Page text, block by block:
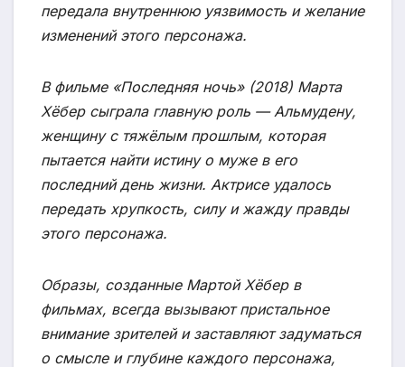
передала внутреннюю уязвимость и желание
изменений этого персонажа.
В фильме «Последняя ночь» (2018) Марта
Хёбер сыграла главную роль — Альмудену,
женщину с тяжёлым прошлым, которая
пытается найти истину о муже в его
последний день жизни. Актрисе удалось
передать хрупкость, силу и жажду правды
этого персонажа.
Образы, созданные Мартой Хёбер в
фильмах, всегда вызывают пристальное
внимание зрителей и заставляют задуматься
о смысле и глубине каждого персонажа,